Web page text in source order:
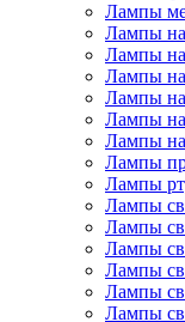
Лампы
Лампы
Лампы
Лампы
Лампы
Лампы
Лампы
Лампы
Лампы
Лампы
Лампы
Лампы
Лампы
Лампы
Лампы